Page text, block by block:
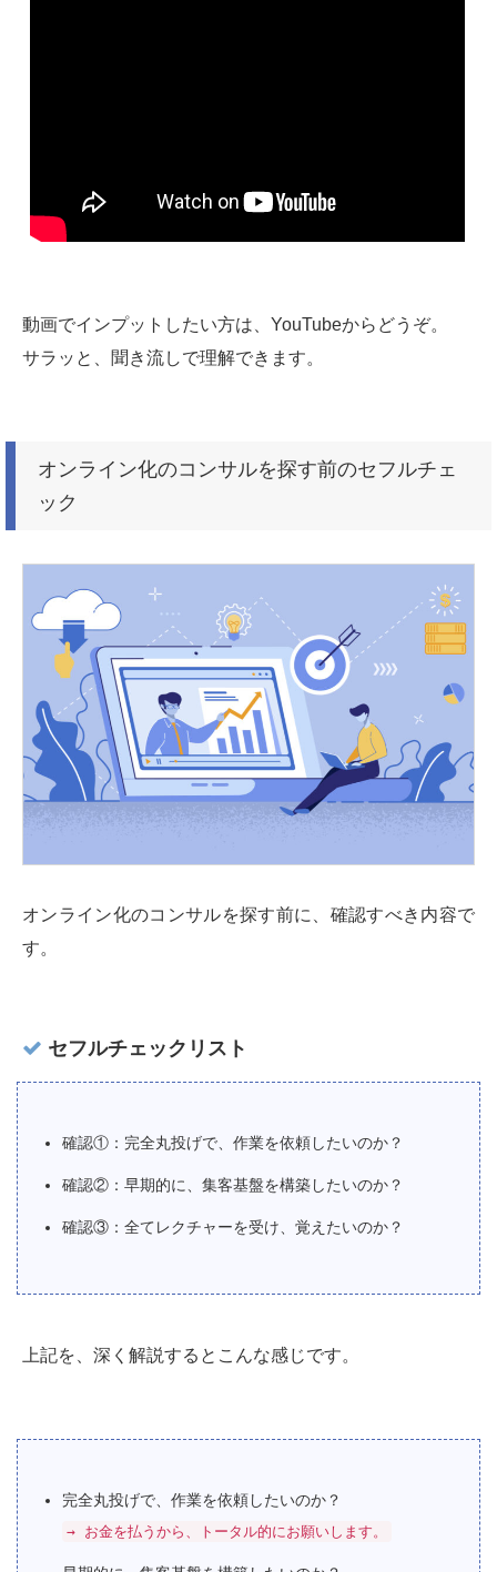
動画でインプットしたい方は、YouTubeからどうぞ。
サラッと、聞き流しで理解できます。
オンライン化のコンサルを探す前のセフルチェ
ック
オンライン化のコンサルを探す前に、確認すべき内容で
す。
セフルチェックリスト
確認①：完全丸投げで、作業を依頼したいのか？
確認②：早期的に、集客基盤を構築したいのか？
確認③：全てレクチャーを受け、覚えたいのか？
上記を、深く解説するとこんな感じです。
完全丸投げで、作業を依頼したいのか？
→ お金を払うから、トータル的にお願いします。